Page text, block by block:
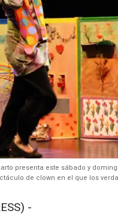
presenta este sábado y
de clown en el que los
-